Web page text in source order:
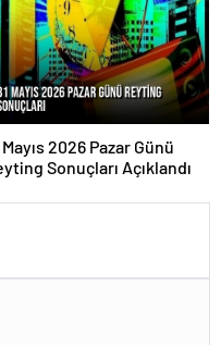
Mayıs 2026 Pazar Günü
Sonuçları Açıklandı